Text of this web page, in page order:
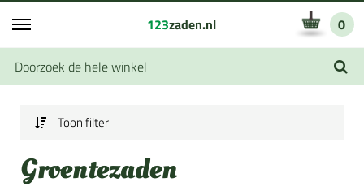
123zaden.nl 0
Toon filter
Groentezaden